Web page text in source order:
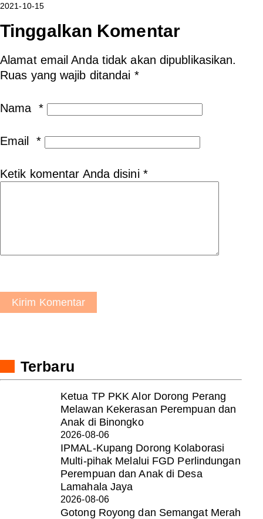
2021-10-15
Tinggalkan Komentar
Alamat email Anda tidak akan dipublikasikan.
Ruas yang wajib ditandai *
Nama *
Email *
Ketik komentar Anda disini*
Kirim Komentar
Terbaru
Ketua TP PKK Alor Dorong Perang
Melawan Kekerasan Perempuan dan
Anak di Binongko
2026-08-06
IPMAL-Kupang Dorong Kolaborasi
Multi-pihak Melalui FGD Perlindungan
Perempuan dan Anak di Desa
Lamahala Jaya
2026-08-06
Gotong Royong dan Semangat Merah